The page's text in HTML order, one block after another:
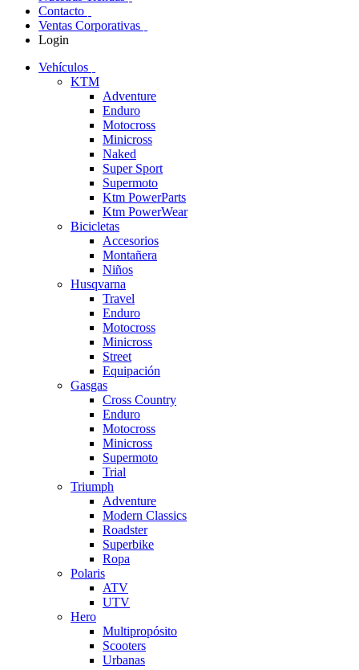
Contacto
Ventas Corporativas
Login
Vehículos
KTM
Adventure
Enduro
Motocross
Minicross
Naked
Super Sport
Supermoto
Ktm PowerParts
Ktm PowerWear
Bicicletas
Accesorios
Montañera
Niños
Husqvarna
Travel
Enduro
Motocross
Minicross
Street
Equipación
Gasgas
Cross Country
Enduro
Motocross
Minicross
Supermoto
Trial
Triumph
Adventure
Modern Classics
Roadster
Superbike
Ropa
Polaris
ATV
UTV
Hero
Multipropósito
Scooters
Urbanas